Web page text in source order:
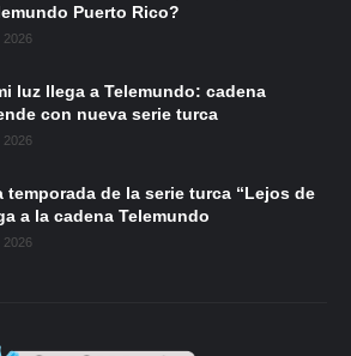
Puerto Rico?
2026
luz llega a Telemundo: cadena
con nueva serie turca
2026
temporada de la serie turca “Lejos de
a la cadena Telemundo
2026